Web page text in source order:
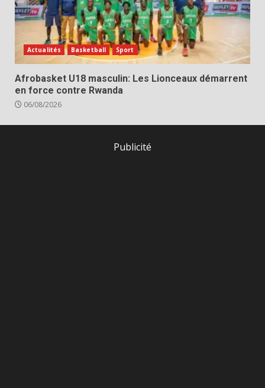
Actualités Basketball Sport
Afrobasket U18 masculin: Les Lionceaux démarrent
en force contre Rwanda
06/08/2026
Publicité